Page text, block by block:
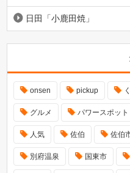
日田「小鹿田焼」
onsen pickup
グルメ パワースポット
人気 佐伯 佐伯
別府温泉 国東市